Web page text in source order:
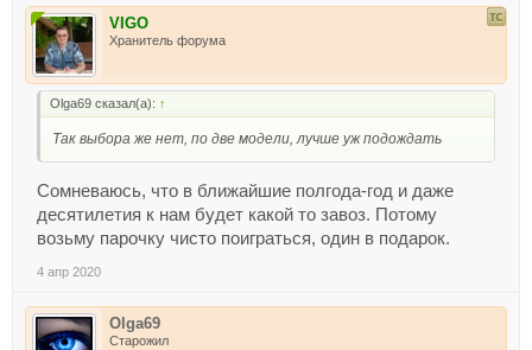
VIGO
Хранитель форума
Olga69 сказал(а): ↑
Так выбора же нет, по две модели, лучше уж подождать
Сомневаюсь, что в ближайшие полгода-год и даже
десятилетия к нам будет какой то завоз. Потому
возьму парочку чисто поиграться, один в подарок.
4 апр 2020
Olga69
Старожил